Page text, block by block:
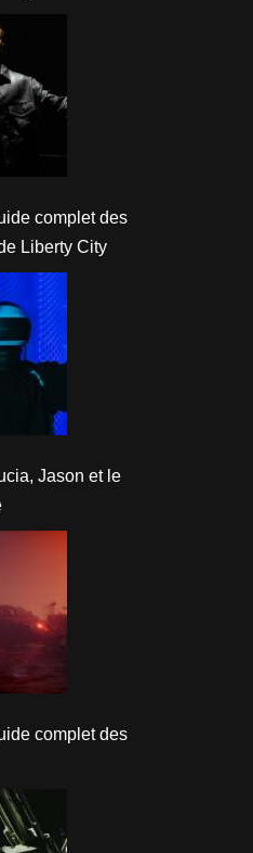
complet des
Liberty City
Jason et le
complet des